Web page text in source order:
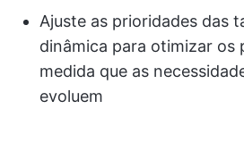
Ajuste as prioridades das
dinâmica para otimizar os
medida que as
evoluem